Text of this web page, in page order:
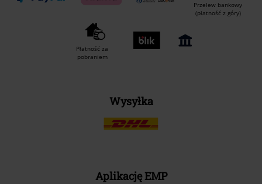
Przelew bankowy
(płatność z góry)
Płatność za
pobraniem
Wysyłka
Aplikację EMP